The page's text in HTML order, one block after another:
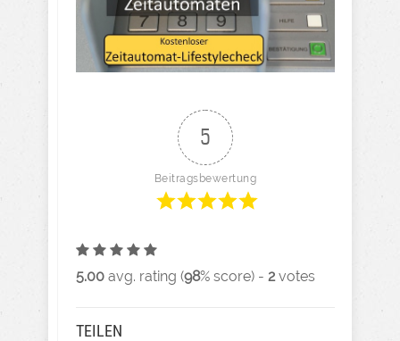
5
Beitragsbewertung
5.00 avg. rating (98% score) - 2 votes
TEILEN